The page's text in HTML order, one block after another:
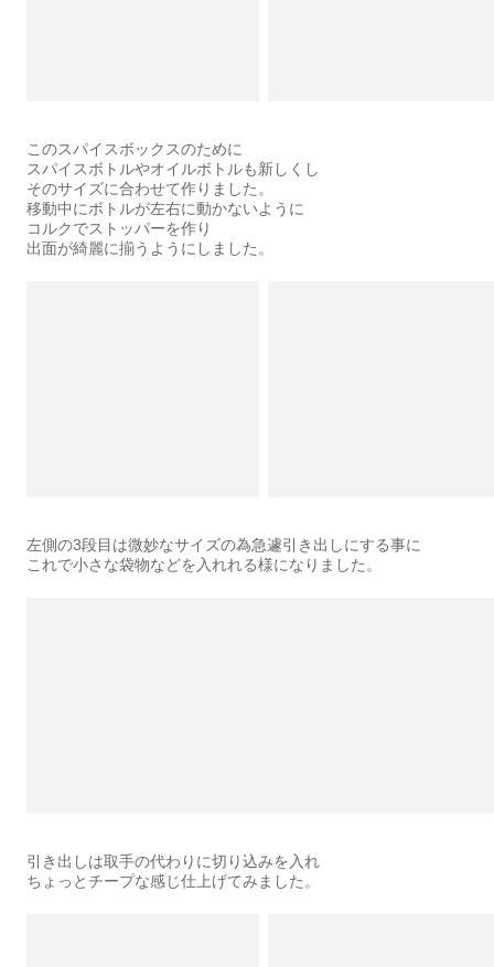
このスパイスボックスのために
スパイスボトルやオイルボトルも新しくし
そのサイズに合わせて作りました。
移動中にボトルが左右に動かないように
コルクでストッパーを作り
出面が綺麗に揃うようにしました。
左側の3段目は微妙なサイズの為急遽引き出しにする事に
これで小さな袋物などを入れれる様になりました。
引き出しは取手の代わりに切り込みを入れ
ちょっとチープな感じ仕上げてみました。